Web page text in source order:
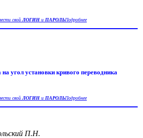
свойЛОГИН и ПАРОЛЬПодробнее
угол установки кривого переводника
свойЛОГИН и ПАРОЛЬПодробнее
П.Н.